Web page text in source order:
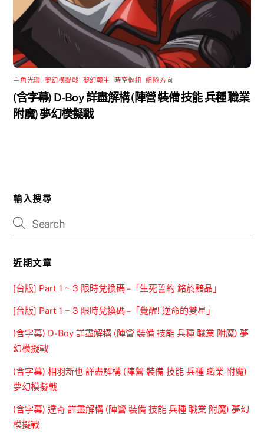
主角光環 夢幻模擬戰 夢幻轉生 ,時空樞紐 ,組隊方向
(含字幕) D-Boy 詳盡解構 (陣營 裝備 技能 兵種 職業
附魔) 夢幻模擬戰
輸入搜尋
近期文章
[台版] Part 1 ~ 3 限時兌換碼 –「生死誓約 銘於黯晶」
[台版] Part 1 ~ 3 限時兌換碼 –「覺醒! 逆命的雙星」
(含字幕) D-Boy 詳盡解構 (陣營 裝備 技能 兵種 職業 附魔) 夢
幻模擬戰
(含字幕) 相羽新也 詳盡解構 (陣營 裝備 技能 兵種 職業 附魔)
夢幻模擬戰
(含字幕) 達奇 詳盡解構 (陣營 裝備 技能 兵種 職業 附魔) 夢幻
模擬戰